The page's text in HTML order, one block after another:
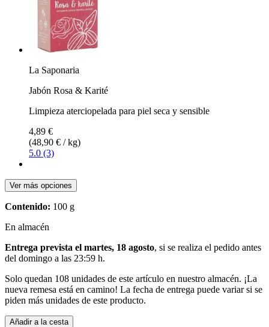
La Saponaria
Jabón Rosa & Karité
Limpieza aterciopelada para piel seca y sensible
4,89 €
(48,90 € / kg)
5.0 (3)
Ver más opciones
Contenido: 100 g
En almacén
Entrega prevista el martes, 18 agosto, si se realiza el pedido antes
del domingo a las 23:59 h.
Solo quedan 108 unidades de este artículo en nuestro almacén. ¡La
nueva remesa está en camino! La fecha de entrega puede variar si se
piden más unidades de este producto.
Añadir a la cesta